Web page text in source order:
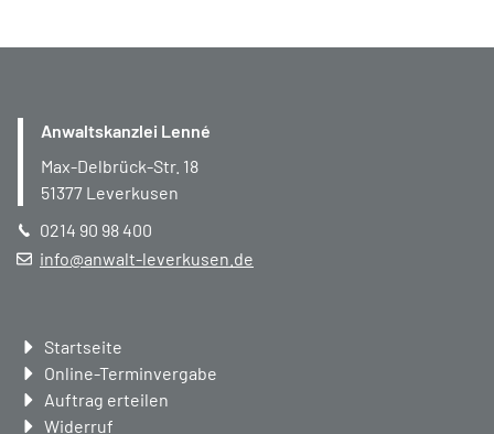
Anwaltskanzlei Lenné
Max-Delbrück-Str. 18
51377 Leverkusen
0214 90 98 400
info@anwalt-leverkusen.de
Navigation
überspringen
Startseite
Online-Terminvergabe
Auftrag erteilen
Widerruf